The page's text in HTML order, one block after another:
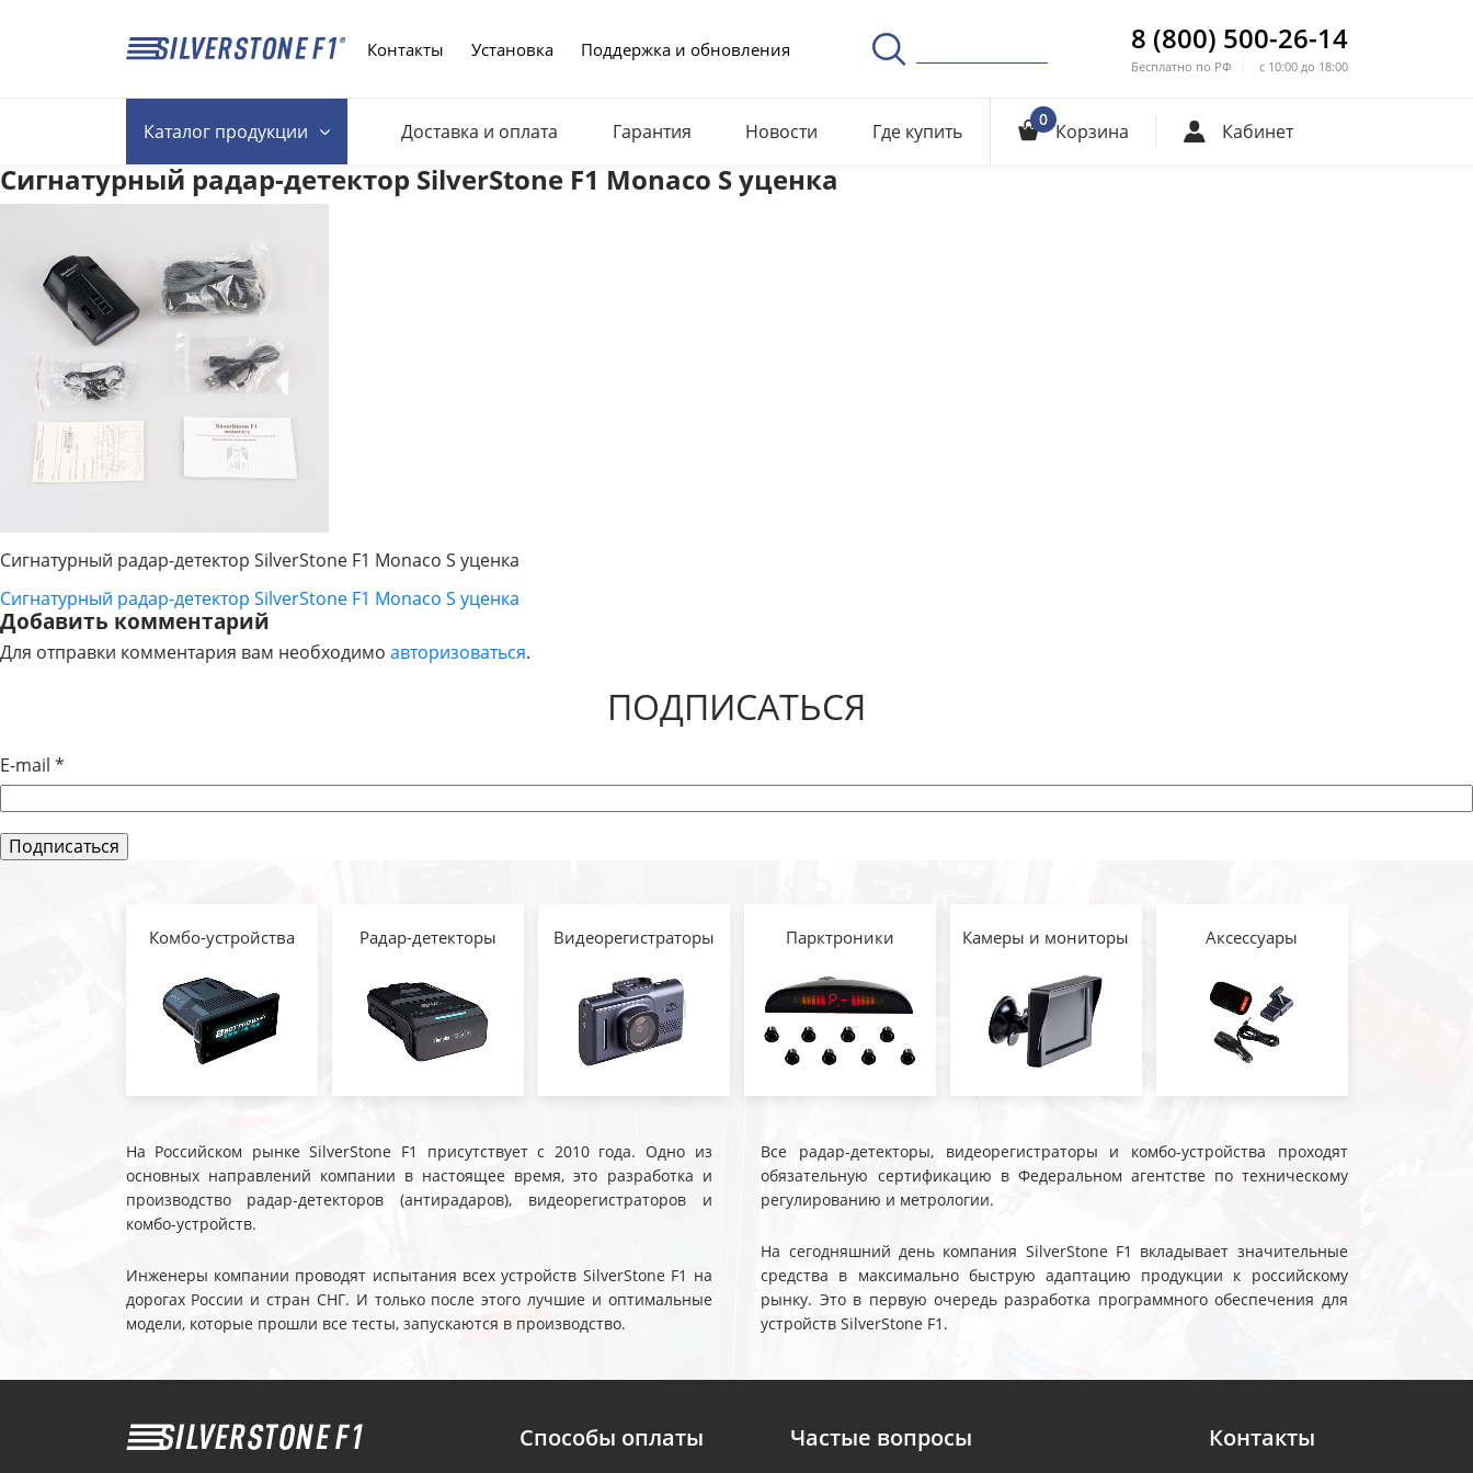
Контакты Установка Поддержка и обновления 8 (800) 500-26-14
Бесплатно по РФ с 10:00 до 18:00
Каталогпродукции Доставка и оплата Гарантия Новости Где купить 0 Корзина Кабинет
Сигнатурный радар-детектор SilverStone F1 Monaco S уценка
Сигнатурный радар-детектор SilverStone F1 Monaco S уценка
НАВИГАЦИЯ
ПО
Сигнатурный радар-детектор SilverStone F1 Monaco S уценка
Добавить комментарий
Для отправки комментария вам необходимо авторизоваться.
ПОДПИСАТЬСЯ
E-mail *
Комбо-устройства Радар-детекторы Видеорегистраторы Парктроники Камеры и мониторы Аксессуары
На Российском рынке SilverStone F1 присутствует с 2010 года. Одно из
основных направлений компании в настоящее время, это разработка и
производство радар-детекторов (антирадаров), видеорегистраторов и
комбо-устройств.
Инженеры компании проводят испытания всех устройств SilverStone F1 на
дорогах России и стран СНГ. И только после этого лучшие и оптимальные
модели, которые прошли все тесты, запускаются в производство.
Все радар-детекторы, видеорегистраторы и комбо-устройства проходят
обязательную сертификацию в Федеральном агентстве по техническому
регулированию и метрологии.
На сегодняшний день компания SilverStone F1 вкладывает значительные
средства в максимально быструю адаптацию продукции к российскому
рынку. Это в первую очередь разработка программного обеспечения для
устройств SilverStone F1.
Способы оплаты Частые вопросы Контакты